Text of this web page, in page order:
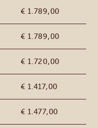
€ 1.789,00
€ 1.789,00
€ 1.720,00
€ 1.417,00
€ 1.477,00